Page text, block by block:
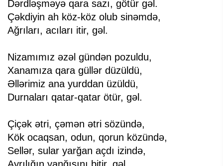
Dərdləşməyə qara sazı, götür gəl.
Çəkdiyin ah köz-köz olub sinəmdə,
Ağrıları, acıları itir, gəl.
Nizamımız əzəl gündən pozuldu,
Xanamıza qara güllər düzüldü,
Əllərimiz ana yurddan üzüldü,
Durnaları qatar-qatar ötür, gəl.
Çiçək ətri, çəmən ətri sözündə,
Kök ocaqsan, odun, qorun közündə,
Sellər, sular yarğan açdı izində,